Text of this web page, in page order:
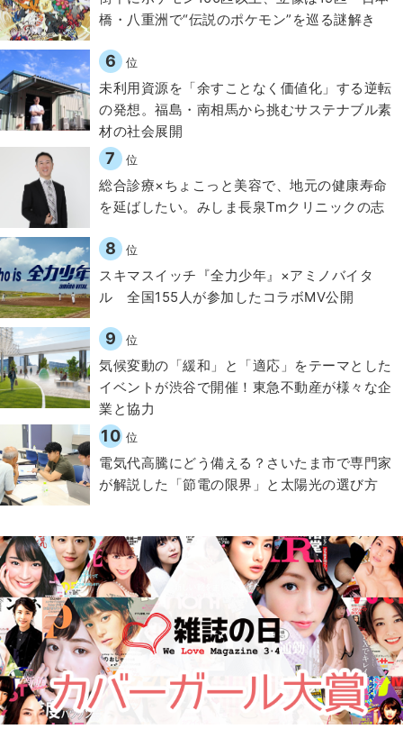
橋・八重洲で“伝説のポケモン”を巡る謎解き
6 位
​​未利用資源を「余すことなく価値化」する逆転
の発想。福島・南相馬から挑むサステナブル素
材の社会展開​
7 位
総合診療×ちょこっと美容で、地元の健康寿命
を延ばしたい。みしま長泉Tmクリニックの志
8 位
スキマスイッチ『全力少年』×アミノバイタ
ル 全国155人が参加したコラボMV公開
9 位
気候変動の「緩和」と「適応」をテーマとした
イベントが渋谷で開催！東急不動産が様々な企
業と協力
10 位
電気代高騰にどう備える？さいたま市で専門家
が解説した「節電の限界」と太陽光の選び方